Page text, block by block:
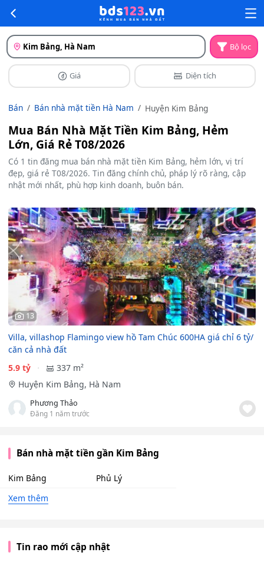
Kim Bảng, Hà Nam Bộ lọc
Giá Diện tích
Bán Bán nhà mặt tiền Hà Nam Huyện Kim Bảng
Mua Bán Nhà Mặt Tiền Kim Bảng, Hẻm
Lớn, Giá Rẻ T08/2026
Có 1 tin đăng mua bán nhà mặt tiền Kim Bảng, hẻm lớn, vị trí
đẹp, giá rẻ T08/2026. Tin đăng chính chủ, pháp lý rõ ràng, cập
nhật mới nhất, phù hợp kinh doanh, buôn bán.
13
Villa, villashop Flamingo view hồ Tam Chúc 600HA giá chỉ 6 tỷ/
căn cả nhà đất
5.9 tỷ
337 m²
Huyện Kim Bảng, Hà Nam
Phương Thảo
Đăng 1 năm trước
Bán nhà mặt tiền gần Kim Bảng
Kim Bảng
Phủ Lý
Xem thêm
Tin rao mới cập nhật